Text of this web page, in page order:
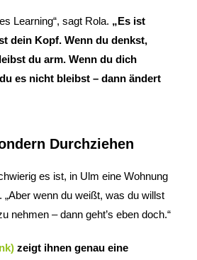
Learning“, sagt Rola. „Es ist
dein Kopf. Wenn du denkst,
du arm. Wenn du dich
es nicht bleibst – dann ändert
Durchziehen
es ist, in Ulm eine Wohnung
„Aber wenn du weißt, was du willst
nehmen – dann geht’s eben doch.“
zeigt ihnen genau eine